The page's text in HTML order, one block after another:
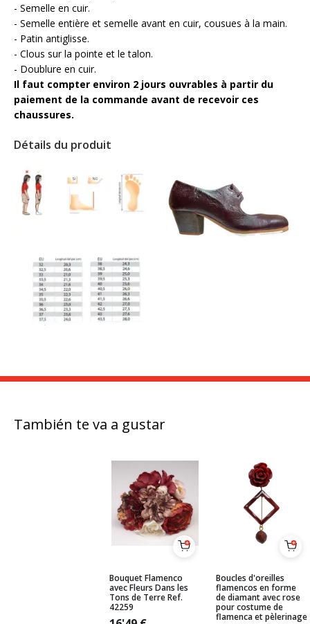
- Semelle en cuir.
- Semelle entière et semelle avant en cuir, cousues à la main.
- Patin antiglisse.
- Clous sur la pointe et le talon.
- Doublure en cuir.
Il faut compter environ 2 jours ouvrables à partir du
paiement de la commande avant de recevoir ces
chaussures.
Détails du produit
También te va a gustar
Bouquet Flamenco
avec Fleurs Dans les
Tons de Terre Ref.
42259
Boucles d'oreilles
flamencos en forme
de diamant avec rose
pour costume de
flamenca et pèlerinage